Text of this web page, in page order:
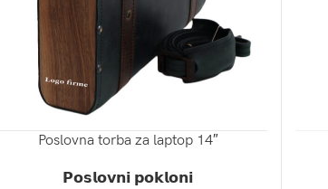
PONUDU
Poslovna torba za laptop 14″
𝗣𝗼𝘀𝗹𝗼𝘃𝗻𝗶 𝗽𝗼𝗸𝗹𝗼𝗻𝗶